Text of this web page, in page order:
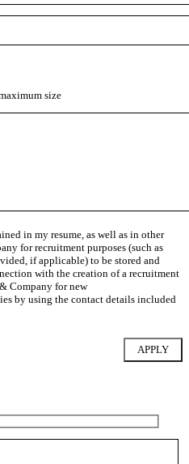
size
in my resume, as well as in other
for recruitment purposes (such as
if applicable) to be stored and
with the creation of a recruitment
Company for new
by using the contact details included